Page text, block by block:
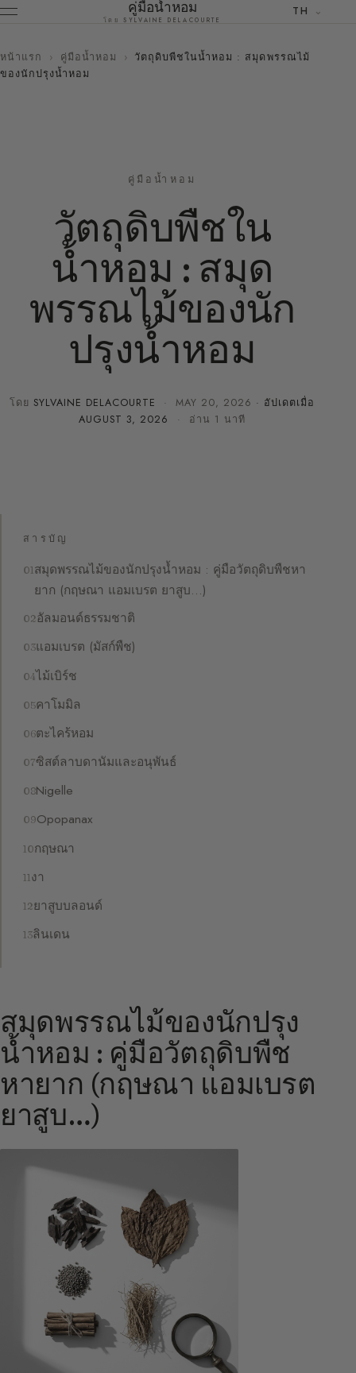
คู่มือน้ำหอม
โดย SYLVAINE DELACOURTE
TH
หน้าแรก › คู่มือน้ำหอม › วัตถุดิบพืชในน้ำหอม : สมุดพรรณไม้
ของนักปรุงน้ำหอม
คู่มือน้ำหอม
วัตถุดิบพืชใน
น้ำหอม : สมุด
พรรณไม้ของนัก
ปรุงน้ำหอม
โดย SYLVAINE DELACOURTE ·MAY 20, 2026 · อัปเดตเมื่อ
AUGUST 3, 2026
· อ่าน 1 นาที
สารบัญ
สมุดพรรณไม้ของนักปรุงน้ำหอม : คู่มือวัตถุดิบพืชหา
ยาก (กฤษณา แอมเบรต ยาสูบ…)
อัลมอนด์ธรรมชาติ
แอมเบรต (มัสก์พืช)
ไม้เบิร์ช
คาโมมิล
ตะไคร้หอม
ซิสต์ลาบดานัมและอนุพันธ์
Nigelle
Opopanax
กฤษณา
งา
ยาสูบบลอนด์
ลินเดน
สมุดพรรณไม้ของนักปรุง
น้ำหอม : คู่มือวัตถุดิบพืช
หายาก (กฤษณา แอมเบรต
ยาสูบ…)